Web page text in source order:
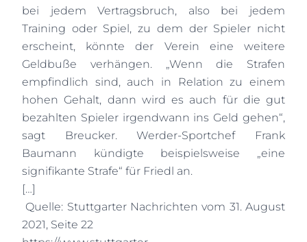
bei jedem Vertragsbruch, also bei jedem
Training oder Spiel, zu dem der Spieler nicht
erscheint, könnte der Verein eine weitere
Geldbuße verhängen. „Wenn die Strafen
empfindlich sind, auch in Relation zu einem
hohen Gehalt, dann wird es auch für die gut
bezahlten Spieler irgendwann ins Geld gehen“,
sagt Breucker. Werder-Sportchef Frank
Baumann kündigte beispielsweise „eine
signifikante Strafe“ für Friedl an.
[…]
Quelle: Stuttgarter Nachrichten vom 31. August
2021, Seite 22